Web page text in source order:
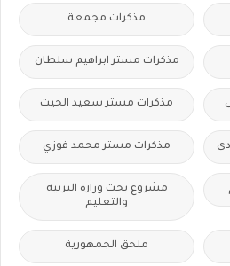
مذكرات مجمعة
مذكرات مستر ابراهيم سلطان
مذكرات مستر سعيد الحيت
مذكرات مستر محمد فوزي
مشروع بحث وزارة التربية
والتعليم
ملحق الجمهورية